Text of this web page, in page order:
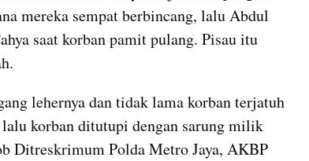
mereka sempat berbincang, lalu Abdul
saat korban pamit pulang. Pisau itu
lehernya dan tidak lama korban terjatuh
korban ditutupi dengan sarung milik
Ditreskrimum Polda Metro Jaya, AKBP